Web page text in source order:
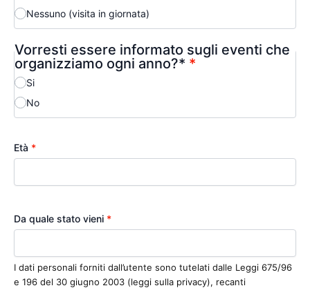
Nessuno (visita in giornata)
Vorresti essere informato sugli eventi che
organizziamo ogni anno?* *
Si
No
Età *
Da quale stato vieni *
I dati personali forniti dall’utente sono tutelati dalle Leggi 675/96
e 196 del 30 giugno 2003 (leggi sulla privacy), recanti